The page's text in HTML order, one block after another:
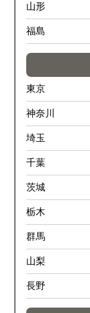
山形
福島
東京
神奈川
埼玉
千葉
茨城
栃木
群馬
山梨
長野